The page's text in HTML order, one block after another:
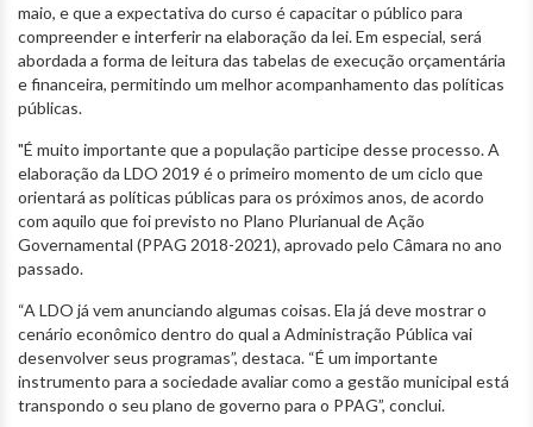
maio, e que a expectativa do curso é capacitar o público para
compreender e interferir na elaboração da lei. Em especial, será
abordada a forma de leitura das tabelas de execução orçamentária
e financeira, permitindo um melhor acompanhamento das políticas
públicas.
"É muito importante que a população participe desse processo. A
elaboração da LDO 2019 é o primeiro momento de um ciclo que
orientará as políticas públicas para os próximos anos, de acordo
com aquilo que foi previsto no Plano Plurianual de Ação
Governamental (PPAG 2018-2021), aprovado pelo Câmara no ano
passado.
“A LDO já vem anunciando algumas coisas. Ela já deve mostrar o
cenário econômico dentro do qual a Administração Pública vai
desenvolver seus programas”, destaca. “É um importante
instrumento para a sociedade avaliar como a gestão municipal está
transpondo o seu plano de governo para o PPAG”, conclui.